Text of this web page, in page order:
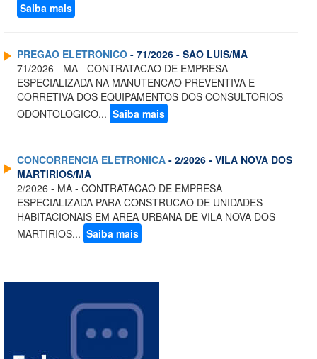
Saiba mais
PREGAO ELETRONICO - 71/2026 - SAO LUIS/MA
71/2026 - MA - CONTRATACAO DE EMPRESA
ESPECIALIZADA NA MANUTENCAO PREVENTIVA E
CORRETIVA DOS EQUIPAMENTOS DOS CONSULTORIOS
ODONTOLOGICO... Saiba mais
CONCORRENCIA ELETRONICA - 2/2026 - VILA NOVA DOS
MARTIRIOS/MA
2/2026 - MA - CONTRATACAO DE EMPRESA
ESPECIALIZADA PARA CONSTRUCAO DE UNIDADES
HABITACIONAIS EM AREA URBANA DE VILA NOVA DOS
MARTIRIOS... Saiba mais